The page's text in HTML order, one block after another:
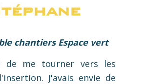
chantiers Espace vert
de me tourner vers les
J'avais envie de